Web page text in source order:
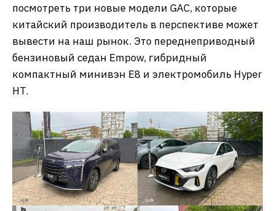
посмотреть три новые модели GAC, которые
китайский производитель в перспективе может
вывести на наш рынок. Это переднеприводный
бензиновый седан Empow, гибридный
компактный минивэн E8 и электромобиль Hyper
HT.